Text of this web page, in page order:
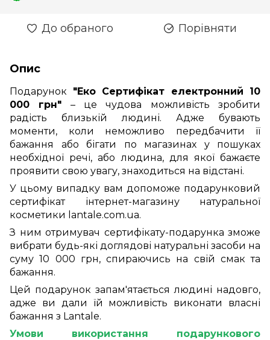
До обраного Порівняти
Опис
Подарунок "Еко Сертифікат електронний 10
000 грн" – це чудова можливість зробити
радість близькій людині. Адже бувають
моменти, коли неможливо передбачити її
бажання або бігати по магазинах у пошуках
необхідної речі, або людина, для якої бажаєте
проявити свою увагу, знаходиться на відстані.
У цьому випадку вам допоможе подарунковий
сертифікат інтернет-магазину натуральної
косметики lantale.com.ua.
З ним отримувач сертифікату-подарунка зможе
вибрати будь-які доглядові натуральні засоби на
суму 10 000 грн, спираючись на свій смак та
бажання.
Цей подарунок запам'ятається людині надовго,
адже ви дали їй можливість виконати власні
бажання з Lantale.
Умови використання подарункового